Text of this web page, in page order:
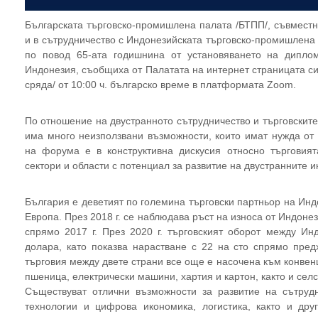
Българската търговско-промишлена палата /БТПП/,
и в сътрудничество с Индонезийската търговско-
по повод 65-aта годишнина от установяването на
Индонезия, съобщиха от Палатата на интернет страницата
сряда/ от 10:00 ч. българско време в платформата Zoom.
По отношение на двустранното сътрудничество и
има много неизползвани възможности, които имат нужда
на форума е в конструктивна дискусия относно
сектори и области с потенциал за развитие на двустранните
България е деветият по големина търговски партньор на
Европа. През 2018 г. се наблюдава ръст на износа от
спрямо 2017 г. През 2020 г. търговският оборот между
долара, като показва нарастване с 22 на сто спрямо
търговия между двете страни все още е насочена към
пшеница, електрически машини, хартия и картон, както и
Съществуват отлични възможности за развитие на
технологии и цифрова икономика, логистика, както и